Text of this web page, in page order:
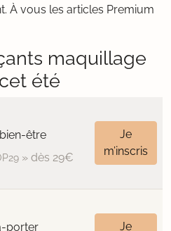
À vous les articles Premium
maquillage
été
être
» dès 29€
Je
m’inscris
porter
Je